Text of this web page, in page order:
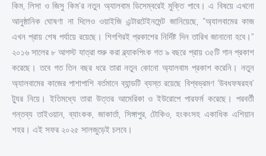
কিম, লিসা ও জিসু কিম’র নতুন অ্যালবাম ডিসেম্বরেই মুক্তি পাবে। এ বিষয়ে এখনো
আনুষ্ঠানিক ঘোষণা না দিলেও ওয়াইজি এন্টারটেইনমেন্ট জানিয়েছে, “অ্যালবামের কাজ
এখন প্রায় শেষ পর্যায়ে রয়েছে। শিগগিরই প্রকাশের নির্দিষ্ট দিন তারিখ জানানো হবে।”
২০১৬ সালের ৮ আগস্ট যাত্রা শুরু করা ব্ল্যাকপিংক গত ৯ বছরে প্রায় ৩৫টি গান প্রকাশ
করেছে। তবে গত তিন বছর ধরে তারা নতুন কোনো অ্যালবাম প্রকাশ করেনি। নতুন
অ্যালবামের কাজের পাশাপাশি বর্তমানে ব্যান্ডটি ব্যস্ত রয়েছে বিশ্বভ্রমণ ‘উবধফষরহব’
ট্যুর নিয়ে। ইতিমধ্যে তারা উত্তর আমেরিকা ও ইউরোপে পারফর্ম করেছে। পরবর্তী
গন্তব্য তাইওয়ান, ব্যাংকক, জাকার্তা, সিঙ্গাপুর, টোকিও, হংকংসহ একাধিক এশিয়ান
শহর। এই সফর ২০২৫ সালজুড়েই চলবে।